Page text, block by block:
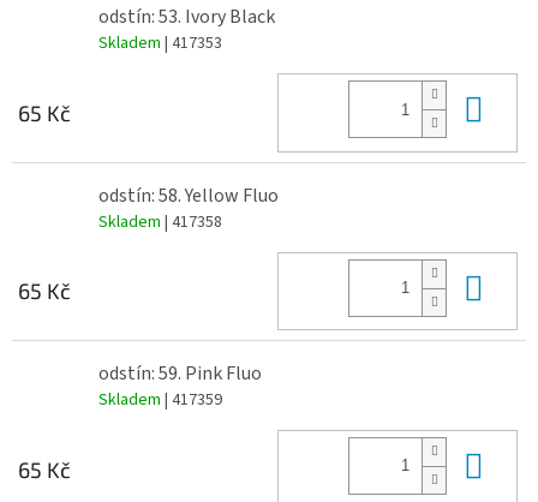
odstín: 53. Ivory Black
Skladem | 417353
65 Kč
odstín: 58. Yellow Fluo
Skladem | 417358
65 Kč
odstín: 59. Pink Fluo
Skladem | 417359
65 Kč